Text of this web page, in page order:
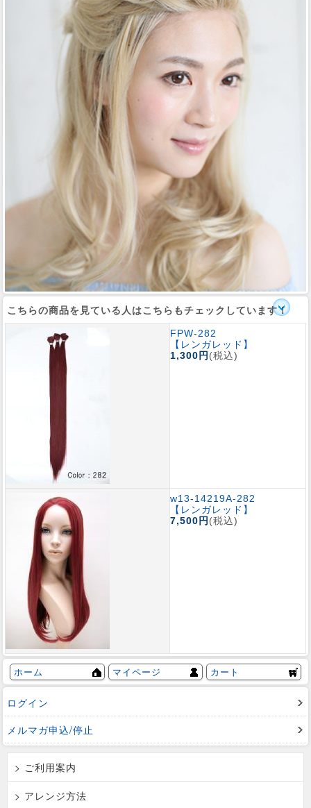
こちらの商品を見ている人はこちらもチェックしています！
FPW-282
【レンガレッド】
1,300円(税込)
w13-14219A-282
【レンガレッド】
7,500円(税込)
ホーム マイページ カート
ログイン
メルマガ申込/停止
> ご利用案内
> アレンジ方法